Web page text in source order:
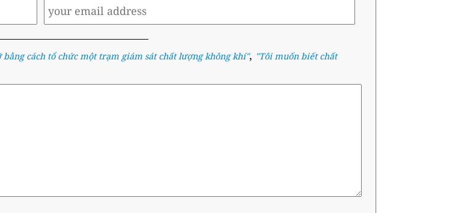
cách tổ chức một trạm giám sát chất lượng không khí", "Tôi muốn biết chất